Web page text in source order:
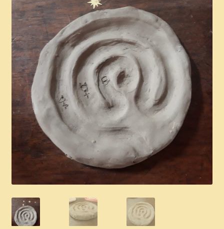
Contact
Copinage
Demandez le message que vous réservent les plantes !
Méditations Labyrinthiques guidées
Mon Compte
page test diaporama